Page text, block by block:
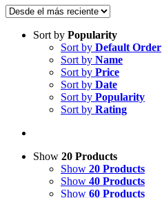
Sort by Popularity
Sort by Default Order
Sort by Name
Sort by Price
Sort by Date
Sort by Popularity
Sort by Rating
Show 20 Products
Show 20 Products
Show 40 Products
Show 60 Products